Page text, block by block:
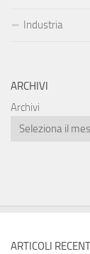
Industria
ARCHIVI
Archivi
ARTICOLI